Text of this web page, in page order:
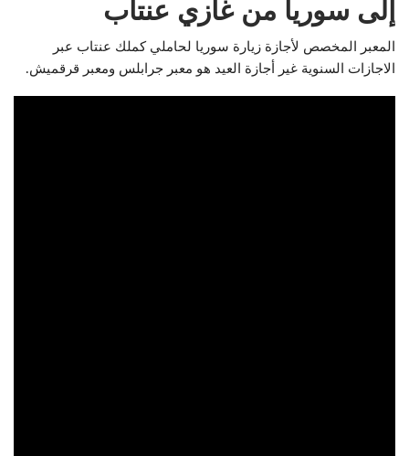
إلى سوريا من غازي عنتاب
المعبر المخصص لأجازة زيارة سوريا لحاملي كملك عنتاب عبر
الاجازات السنوية غير أجازة العيد هو معبر جرابلس ومعبر قرقميش.